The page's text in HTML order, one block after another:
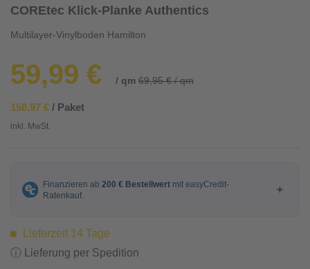
COREtec Klick-Planke Authentics
Multilayer-Vinylboden Hamilton
59,99 € / qm 69,95 € / qm
158,97 € / Paket
inkl. MwSt.
Lieferzeit 14 Tage
ⓘ Lieferung per Spedition